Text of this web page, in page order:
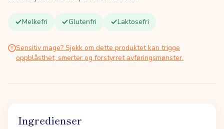
Melkefri Glutenfri Laktosefri
Sensitiv mage? Sjekk om dette produktet kan trigge
oppblåsthet, smerter og forstyrret avføringsmønster.
Ingredienser